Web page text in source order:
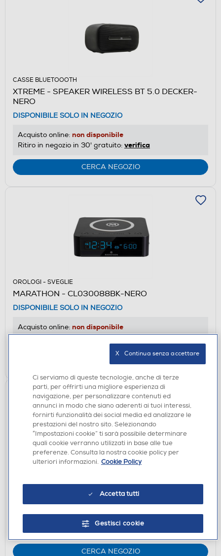
CASSE BLUETOOOTH
XTREME - SPEAKER WIRELESS BT 5.0 DECKER-
NERO
DISPONIBILE SOLO IN NEGOZIO
Acquisto online: non disponibile
Ritiro in negozio in 30' gratuito: verifica
CERCA NEGOZIO
OROLOGI - SVEGLIE
MARATHON - CL030088BK-NERO
DISPONIBILE SOLO IN NEGOZIO
Acquisto online: non disponibile
Ritiro in negozio in 30' gratuito:verifica
FRESH'N REBEL - BOLD S-NERO
non disponibile
Ritiro in negozio in 30' gratuito:
CERCA NEGOZIO
Ci serviamo di queste tecnologie, anche di terze
parti, per offrirti una migliore esperienza di
navigazione, per personalizzare contenuti ed
annunci in modo che siano aderenti ai tuoi interessi,
fornirti funzionalità dei social media ed analizzare le
prestazioni del nostro sito. Selezionando
“Impostazioni cookie” ti sarà possibile determinare
quali cookie verranno utilizzati in base alle tue
preferenze. Consulta la nostra cookie policy per
ulteriori informazioni. Cookie Policy
Accetta tutti
Gestisci cookie
X   Continua senza accettare